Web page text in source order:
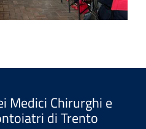
Medici Chirurghi e
di Trento